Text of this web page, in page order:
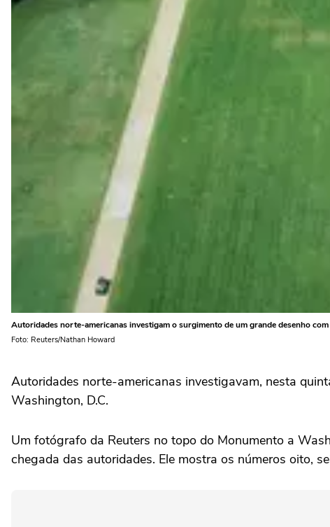
Autoridades norte-americanas investigam o surgimento de um grande desenho
Foto: Reuters/Nathan Howard
Autoridades norte-americanas investigavam, nesta
Washington, D.C.
Um fotógrafo da Reuters no topo do Monumento a
chegada das autoridades. Ele ‌mostra os números oito,